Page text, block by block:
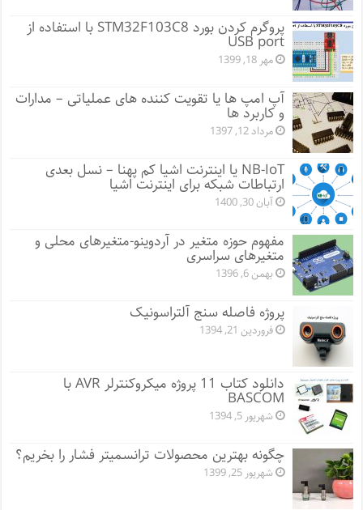
پروگرم کردن بورد STM32F103C8 با استفاده از
USB port
مهر 18, 1399
آپ امپ ها یا تقویت کننده های عملیاتی – مدارات
و کاربرد ها
مرداد 12, 1397
NB-IoT یا اینترنت اشیا کم پهنا – نسل بعدی
ارتباطات شبکه برای اینترنت اشیا
آبان 30, 1400
مفهوم حوزه متغیر در آردوینو-متغیرهای محلی و
متغیرهای سراسری
بهمن 6, 1396
پروژه فاصله سنج آلتراسونیک
فروردین 21, 1394
دانلود کتاب 11 پروژه میکروکنترلر AVR با
BASCOM
شهریور 5, 1394
چگونه بهترین محصولات ترانسمیتر فشار را بخریم؟
شهریور 25, 1399